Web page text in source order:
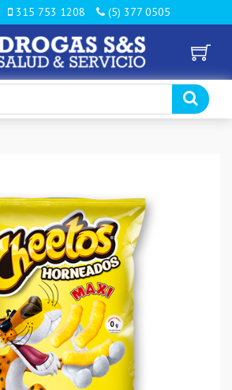
315 753 1208 (5) 377 0505